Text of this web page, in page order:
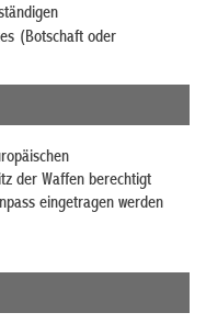
(Botschaft oder
der Waffen berechtigt
eingetragen werden